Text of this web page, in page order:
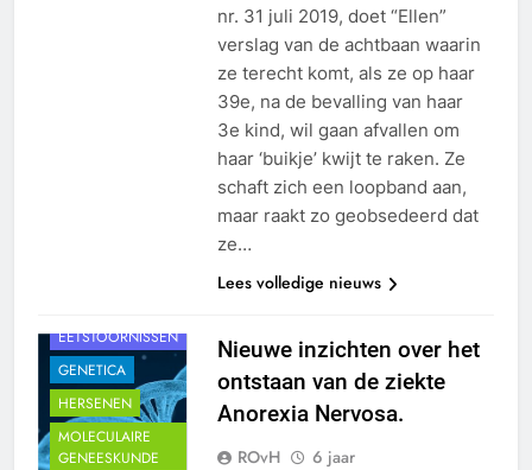
nr. 31 juli 2019, doet “Ellen”
verslag van de achtbaan waarin
ze terecht komt, als ze op haar
39e, na de bevalling van haar
3e kind, wil gaan afvallen om
haar ‘buikje’ kwijt te raken. Ze
schaft zich een loopband aan,
maar raakt zo geobsedeerd dat
ze…
Lees volledige nieuws
EETSTOORNISSEN
GENETICA
HERSENEN
MOLECULAIRE
GENEESKUNDE
Nieuwe inzichten over het
ontstaan van de ziekte
Anorexia Nervosa.
ROvH
6 jaar